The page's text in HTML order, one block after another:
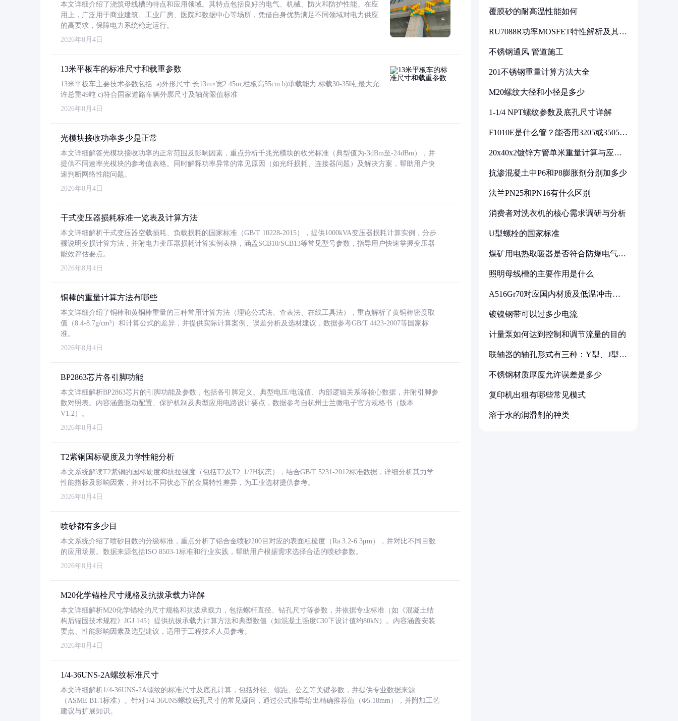
本文详细介绍了浇筑母线槽的特点和应用领域。其特点包括良好的电气、机械、防火和防护性能。在应
用上，广泛用于商业建筑、工业厂房、医院和数据中心等场所，凭借自身优势满足不同领域对电力供应
的高要求，保障电力系统稳定运行。
2026年8月4日
13米平板车的标准尺寸和载重参数
13米平板车主要技术参数包括: a)外形尺寸:长13m×宽2.45m,栏板高55cm b)承载能力:标载30-35吨,最大允
许总重49吨 c)符合国家道路车辆外廓尺寸及轴荷限值标准
2026年8月4日
光模块接收功率多少是正常
本文详细解答光模块接收功率的正常范围及影响因素，重点分析千兆光模块的收光标准（典型值为-3dBm至-24dBm），并
提供不同速率光模块的参考值表格。同时解释功率异常的常见原因（如光纤损耗、连接器问题）及解决方案，帮助用户快
速判断网络性能问题。
2026年8月4日
干式变压器损耗标准一览表及计算方法
本文详细解析干式变压器空载损耗、负载损耗的国家标准（GB/T 10228-2015），提供1000kVA变压器损耗计算实例，分步
骤说明变损计算方法，并附电力变压器损耗计算实例表格，涵盖SCB10/SCB13等常见型号参数，指导用户快速掌握变压器
能效评估要点。
2026年8月4日
铜棒的重量计算方法有哪些
本文详细介绍了铜棒和黄铜棒重量的三种常用计算方法（理论公式法、查表法、在线工具法），重点解析了黄铜棒密度取
值（8.4-8.7g/cm³）和计算公式的差异，并提供实际计算案例、误差分析及选材建议，数据参考GB/T 4423-2007等国家标
准。
2026年8月4日
BP2863芯片各引脚功能
本文详细解析BP2863芯片的引脚功能及参数，包括各引脚定义、典型电压/电流值、内部逻辑关系等核心数据，并附引脚参
数对照表。内容涵盖驱动配置、保护机制及典型应用电路设计要点，数据参考自杭州士兰微电子官方规格书（版本
V1.2）。
2026年8月4日
T2紫铜国标硬度及力学性能分析
本文系统解读T2紫铜的国标硬度和抗拉强度（包括T2及T2_1/2H状态），结合GB/T 5231-2012标准数据，详细分析其力学
性能指标及影响因素，并对比不同状态下的金属特性差异，为工业选材提供参考。
2026年8月4日
喷砂都有多少目
本文系统介绍了喷砂目数的分级标准，重点分析了铝合金喷砂200目对应的表面粗糙度（Ra 3.2-6.3μm），并对比不同目数
的应用场景。数据来源包括ISO 8503-1标准和行业实践，帮助用户根据需求选择合适的喷砂参数。
2026年8月4日
M20化学锚栓尺寸规格及抗拔承载力详解
本文详细解析M20化学锚栓的尺寸规格和抗拔承载力，包括螺杆直径、钻孔尺寸等参数，并依据专业标准（如《混凝土结
构后锚固技术规程》JGJ 145）提供抗拔承载力计算方法和典型数值（如混凝土强度C30下设计值约80kN）。内容涵盖安装
要点、性能影响因素及选型建议，适用于工程技术人员参考。
2026年8月4日
1/4-36UNS-2A螺纹标准尺寸
本文详细解析1/4-36UNS-2A螺纹的标准尺寸及底孔计算，包括外径、螺距、公差等关键参数，并提供专业数据来源
（ASME B1.1标准）。针对1/4-36UNS螺纹底孔尺寸的常见疑问，通过公式推导给出精确推荐值（Φ5.18mm），并附加工艺
建议与扩展知识。
覆膜砂的耐高温性能如何
RU7088R功率MOSFET特性解析及其在
不锈钢通风 管道施工
201不锈钢重量计算方法大全
M20螺纹大径和小径是多少
1-1/4 NPT螺纹参数及底孔尺寸详解
F1010E是什么管？能否用3205或3505代
20x40x2镀锌方管单米重量计算与应用
抗渗混凝土中P6和P8膨胀剂分别加多少
法兰PN25和PN16有什么区别
消费者对洗衣机的核心需求调研与分析
U型螺栓的国家标准
煤矿用电热取暖器是否符合防爆电气设
照明母线槽的主要作用是什么
A516Gr70对应国内材质及低温冲击要
镀镍钢带可以过多少电流
计量泵如何达到控制和调节流量的目的
联轴器的轴孔形式有三种：Y型、J型、
不锈钢材质厚度允许误差是多少
复印机出租有哪些常见模式
溶于水的润滑剂的种类